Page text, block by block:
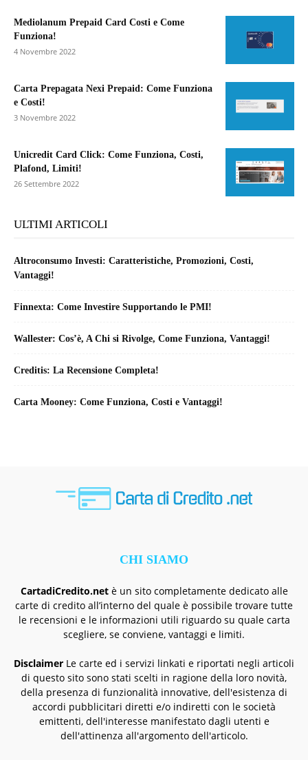
Mediolanum Prepaid Card Costi e Come
Funziona!
4 Novembre 2022
Carta Prepagata Nexi Prepaid: Come Funziona
e Costi!
3 Novembre 2022
Unicredit Card Click: Come Funziona, Costi,
Plafond, Limiti!
26 Settembre 2022
ULTIMI ARTICOLI
Altroconsumo Investi: Caratteristiche, Promozioni, Costi,
Vantaggi!
Finnexta: Come Investire Supportando le PMI!
Wallester: Cos’è, A Chi si Rivolge, Come Funziona, Vantaggi!
Creditis: La Recensione Completa!
Carta Mooney: Come Funziona, Costi e Vantaggi!
CHI SIAMO
CartadiCredito.netè un sito completamente dedicato alle
carte di credito all’interno del quale è possibile trovare tutte
le recensioni e le informazioni utili riguardo su quale carta
scegliere, se conviene, vantaggi e limiti.
Disclaimer Le carte ed i servizi linkati e riportati negli articoli
di questo sito sono stati scelti in ragione della loro novità,
della presenza di funzionalità innovative, dell'esistenza di
accordi pubblicitari diretti e/o indiretti con le società
emittenti, dell'interesse manifestato dagli utenti e
dell'attinenza all'argomento dell'articolo.